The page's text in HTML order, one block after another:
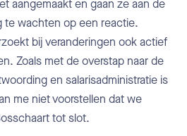
aangemaakt en gaan ze aan de
te wachten op een reactie.
bij veranderingen ook actief
Zoals met de overstap naar de
en salarisadministratie is
me niet voorstellen dat we
tot slot.